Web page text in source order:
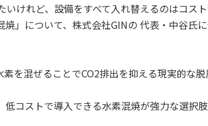
いけれど、設備をすべて入れ替えるのはコス
」について、株式会社GINの 代表・中谷氏
を混ぜることでCO2排出を抑える現実的な脱
コストで導入できる水素混焼が強力な選択肢